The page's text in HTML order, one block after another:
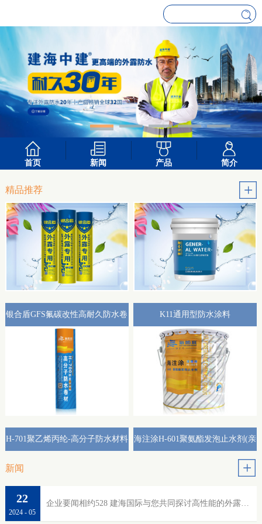
首页 新闻 产品 简介
精品推荐
银合盾GFS氟碳改性高耐久防水卷
材外露专用(热熔型)
K11通用型防水涂料
H-701聚乙烯丙纶-高分子防水材料 海注涂H-601聚氨酯发泡止水剂(亲
新闻
企业要闻相约528 建海国际与您共同探讨高性能的外露防水
2024 - 05
22